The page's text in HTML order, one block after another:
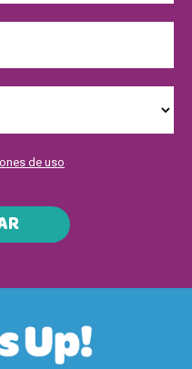
de uso